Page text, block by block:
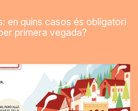
en quins casos és obligatori
primera vegada?